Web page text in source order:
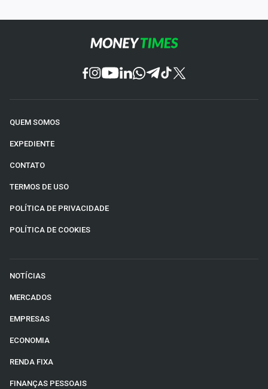
QUEM SOMOS
EXPEDIENTE
CONTATO
TERMOS DE USO
POLÍTICA DE PRIVACIDADE
POLÍTICA DE COOKIES
NOTÍCIAS
MERCADOS
EMPRESAS
ECONOMIA
RENDA FIXA
FINANÇAS PESSOAIS